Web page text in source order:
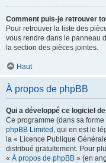
Comment puis-je retrouver
Pour retrouver la liste des
vous rendre dans le panneau
la section des pièces jointes.
Haut
À propos de phpBB
Qui a développé ce logiciel
Ce programme (dans sa
phpBB Limited , qui en est le
la « Licence Publique
distribué gratuitement. Pour
« À propos de phpBB » (en